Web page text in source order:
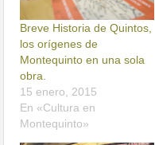
Breve Historia de Quintos,
los orígenes de
Montequinto en una sola
obra.
15 enero, 2015
En «Cultura en
Montequinto»